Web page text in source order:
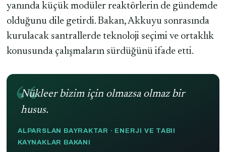
yanında küçük modüler reaktörlerin de gündemde
olduğunu dile getirdi. Bakan, Akkuyu sonrasında
kurulacak santrallerde teknoloji seçimi ve ortaklık
konusunda çalışmaların sürdüğünü ifade etti.
Nükleer bizim için olmazsa olmaz bir
husus.
ALPARSLAN BAYRAKTAR · ENERJI VE TABII
KAYNAKLAR BAKANI